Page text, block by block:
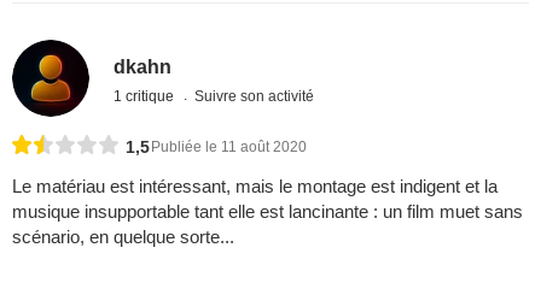
dkahn
1 critique Suivre son activité
1,5Publiée le 11 août 2020
Le matériau est intéressant, mais le montage est indigent et la
musique insupportable tant elle est lancinante : un film muet sans
scénario, en quelque sorte...